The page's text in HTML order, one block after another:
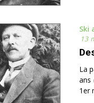
Ski
13
La
ans
1er